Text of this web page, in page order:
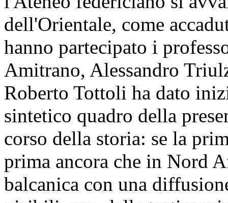
dell'Orientale, come
hanno partecipato i
Amitrano, Alessandro
Roberto Tottoli ha dato
sintetico quadro della
corso della storia: se la
prima ancora che in Nord
balcanica con una